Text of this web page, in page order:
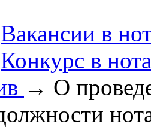
Вакансии в
Конкурс в
→ О